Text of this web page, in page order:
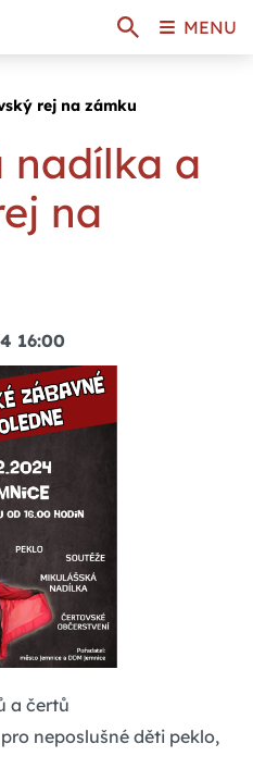
rej na zámku
nadílka a
na
16:00
a čertů
neposlušné děti peklo,
MENU